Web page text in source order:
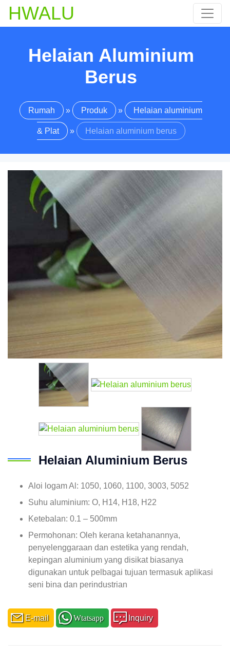
HWALU
Helaian Aluminium
Berus
Rumah » Produk » Helaian aluminium
& Plat » Helaian aluminium berus
Helaian Aluminium Berus
Aloi logam Al: 1050, 1060, 1100, 3003, 5052
Suhu aluminium: O, H14, H18, H22
Ketebalan: 0.1 – 500mm
Permohonan: Oleh kerana ketahanannya,
penyelenggaraan dan estetika yang rendah,
kepingan aluminium yang disikat biasanya
digunakan untuk pelbagai tujuan termasuk aplikasi
seni bina dan perindustrian
E-mail Wtatsapp Inquiry